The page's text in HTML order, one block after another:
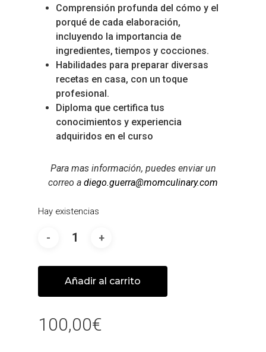
Comprensión profunda del cómo y el
porqué de cada elaboración,
incluyendo la importancia de
ingredientes, tiempos y cocciones.
Habilidades para preparar diversas
recetas en casa, con un toque
profesional.
Diploma que certifica tus
conocimientos y experiencia
adquiridos en el curso
Para mas información, puedes enviar un
correo a diego.guerra@momculinary.com
Hay existencias
Añadir al carrito
100,00€